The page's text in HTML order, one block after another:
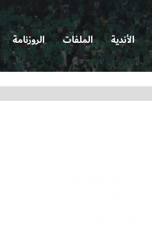
الأندية الملفات الروزنامة